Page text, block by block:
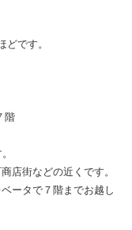
です。
階
店街などの近くです。
ータで７階までお越し